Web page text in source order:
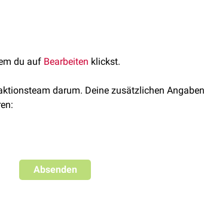
bestehen bleiben.
du auf Bearbeiten klickst.
darum. Deine zusätzlichen
Absenden